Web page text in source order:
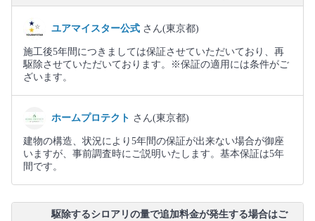
ユアマイスター公式 さん(東京都)
施工後5年間につきましては保証させていただいており、再
駆除させていただいております。※保証の適用には条件がご
ざいます。
ホームプロテクト さん(東京都)
建物の構造、状況により5年間の保証が出来ない場合が御座
いますが、事前調査時にご説明いたします。基本保証は5年
間です。
駆除するシロアリの量で追加料金が発生する場合はご